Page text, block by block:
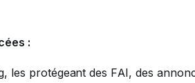
:
les protégeant des FAI, des